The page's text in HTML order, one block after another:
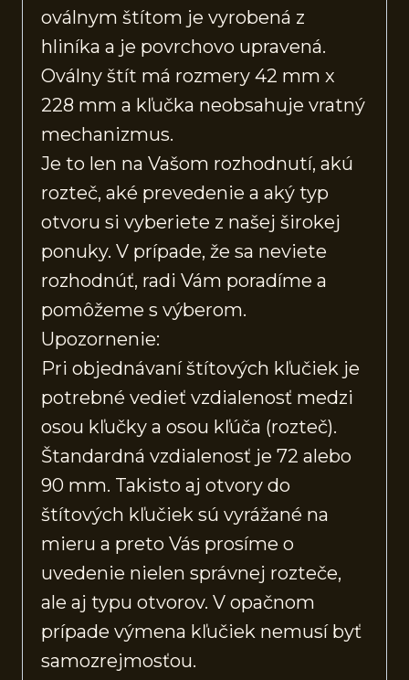
oválnym štítom je vyrobená z
hliníka a je povrchovo upravená.
Oválny štít má rozmery 42 mm x
228 mm a kľučka neobsahuje vratný
mechanizmus.
Je to len na Vašom rozhodnutí, akú
rozteč, aké prevedenie a aký typ
otvoru si vyberiete z našej širokej
ponuky. V prípade, že sa neviete
rozhodnúť, radi Vám poradíme a
pomôžeme s výberom.
Upozornenie:
Pri objednávaní štítových kľučiek je
potrebné vedieť vzdialenosť medzi
osou kľučky a osou kľúča (rozteč).
Štandardná vzdialenosť je 72 alebo
90 mm. Takisto aj otvory do
štítových kľučiek sú vyrážané na
mieru a preto Vás prosíme o
uvedenie nielen správnej rozteče,
ale aj typu otvorov. V opačnom
prípade výmena kľučiek nemusí byť
samozrejmosťou.